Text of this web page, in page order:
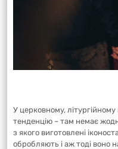
У церковному,
тенденцію – там немає
з якого виготовлені
обробляють і аж тоді воно